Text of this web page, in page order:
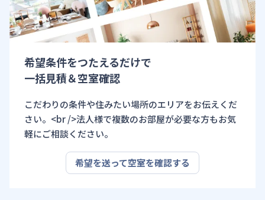
希望条件をつたえるだけで
一括見積＆空室確認
こだわりの条件や住みたい場所のエリアをお伝えくだ
さい。<br />法人様で複数のお部屋が必要な方もお気
軽にご相談ください。
希望を送って空室を確認する